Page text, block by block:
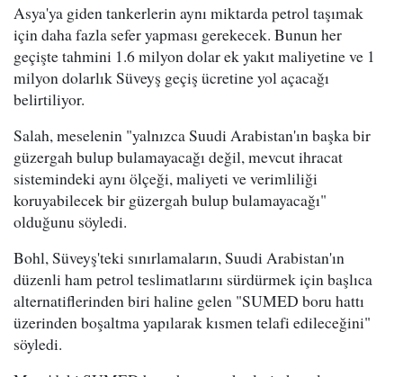
Asya'ya giden tankerlerin aynı miktarda petrol taşımak
için daha fazla sefer yapması gerekecek. Bunun her
geçişte tahmini 1.6 milyon dolar ek yakıt maliyetine ve 1
milyon dolarlık Süveyş geçiş ücretine yol açacağı
belirtiliyor.
Salah, meselenin "yalnızca Suudi Arabistan'ın başka bir
güzergah bulup bulamayacağı değil, mevcut ihracat
sistemindeki aynı ölçeği, maliyeti ve verimliliği
koruyabilecek bir güzergah bulup bulamayacağı"
olduğunu söyledi.
Bohl, Süveyş'teki sınırlamaların, Suudi Arabistan'ın
düzenli ham petrol teslimatlarını sürdürmek için başlıca
alternatiflerinden biri haline gelen "SUMED boru hattı
üzerinden boşaltma yapılarak kısmen telafi edileceğini"
söyledi.